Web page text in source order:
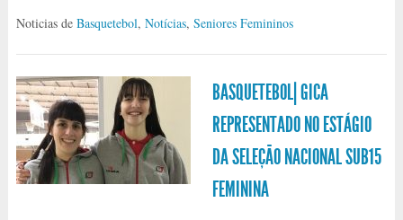
Noticias de Basquetebol, Notícias, Seniores Femininos
BASQUETEBOL| GICA
REPRESENTADO NO ESTÁGIO
DA SELEÇÃO NACIONAL SUB15
FEMININA